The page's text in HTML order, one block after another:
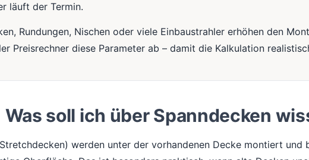
läuft der Termin.
Rundungen, Nischen oder viele Einbaustrahler erhöhen den
Preisrechner diese Parameter ab – damit die Kalkulation
Was soll ich über Spanndecken
werden unter der vorhandenen Decke montiert und